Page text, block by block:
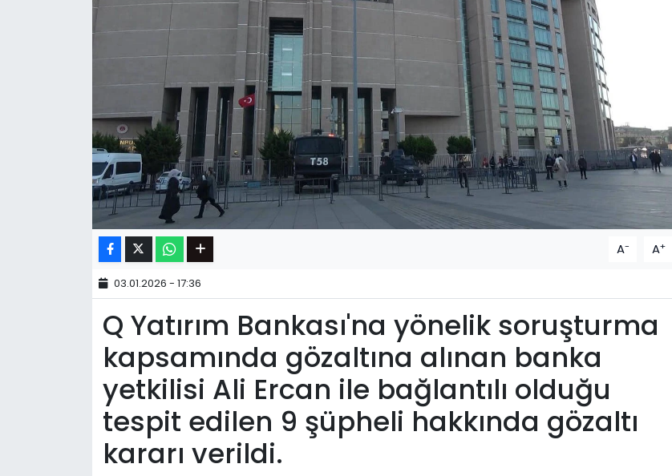
A- A+
03.01.2026 - 17:36
Q Yatırım Bankası'na yönelik soruşturma
kapsamında gözaltına alınan banka
yetkilisi Ali Ercan ile bağlantılı olduğu
tespit edilen 9 şüpheli hakkında gözaltı
kararı verildi.